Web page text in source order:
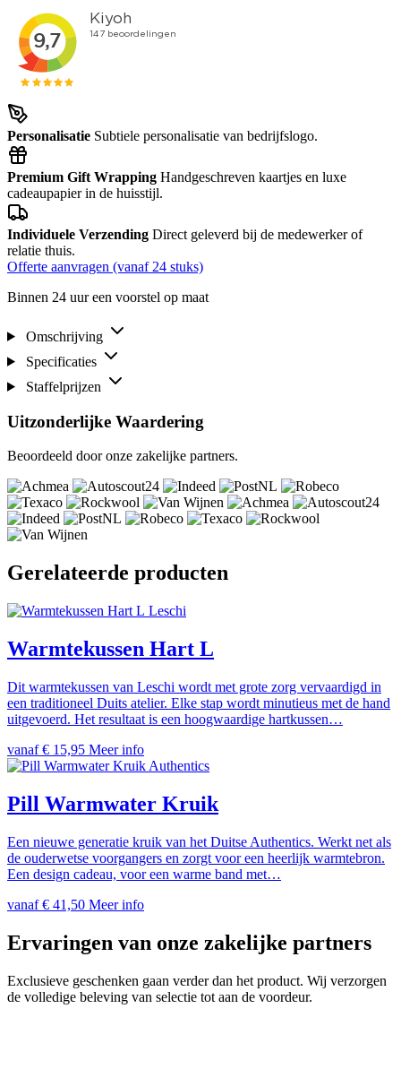
Personalisatie Subtiele personalisatie van bedrijfslogo.
Premium Gift Wrapping Handgeschreven kaartjes en luxe
cadeaupapier in de huisstijl.
Individuele Verzending Direct geleverd bij de medewerker of
relatie thuis.
Offerte aanvragen (vanaf 24 stuks)
Binnen 24 uur een voorstel op maat
Omschrijving
Specificaties
Staffelprijzen
Uitzonderlijke Waardering
Beoordeeld door onze zakelijke partners.
Gerelateerde producten
Leschi
Warmtekussen Hart L
Dit warmtekussen van Leschi wordt met grote zorg vervaardigd in
een traditioneel Duits atelier. Elke stap wordt minutieus met de hand
uitgevoerd. Het resultaat is een hoogwaardige hartkussen…
vanaf€ 15,95 Meer info
Authentics
Pill Warmwater Kruik
Een nieuwe generatie kruik van het Duitse Authentics. Werkt net als
de ouderwetse voorgangers en zorgt voor een heerlijk warmtebron.
Een design cadeau, voor een warme band met…
vanaf€ 41,50 Meer info
Ervaringen van onze zakelijke partners
Exclusieve geschenken gaan verder dan het product. Wij verzorgen
de volledige beleving van selectie tot aan de voordeur.